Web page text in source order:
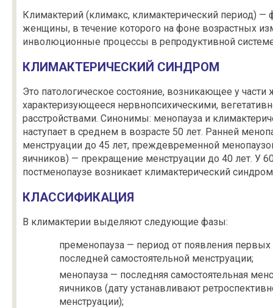
Климактерий (климакс, климактерический период) —
женщины, в течение которого на фоне возрастных
инволюционные процессы в репродуктивной
КЛИМАКТЕРИЧЕСКИЙ СИНДРОМ
Это патологическое состояние, возникающее у
характеризующееся нервнопсихическими,
расстройствами. Синонимы: менопауза и
наступает в среднем в возрасте 50 лет. Ранней
менструации до 45 лет, преждевременной
яичников) — прекращение менструации до 40 лет. У
постменопаузе возникает климактерический
КЛАССИФИКАЦИЯ
В климактерии выделяют следующие фазы:
пременопауза — период от появления
последней самостоятельной менструации;
менопауза — последняя самостоятельная
яичников (дату устанавливают
менструации);